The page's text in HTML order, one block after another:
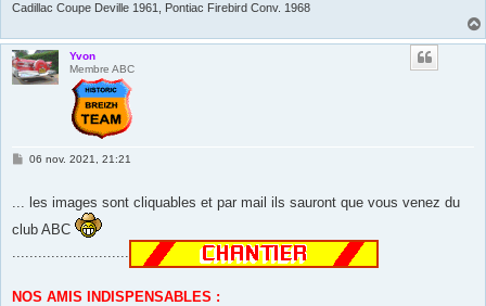
Cadillac Coupe Deville 1961, Pontiac Firebird Conv. 1968
Yvon
Membre ABC
M
s
a
g
e
06 nov. 2021, 21:21
... les images sont cliquables et par mail ils sauront que vous venez du
club ABC
NOS AMIS INDISPENSABLES :